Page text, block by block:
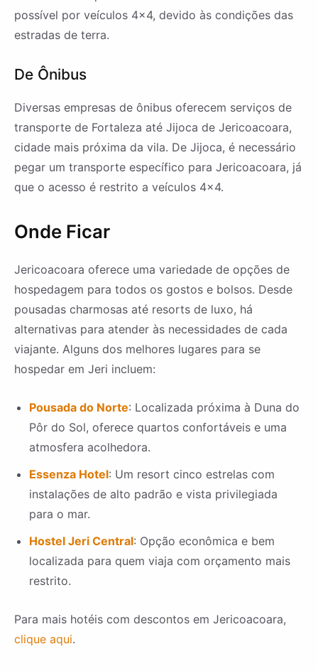
possível por veículos 4×4, devido às condições das
estradas de terra.
De Ônibus
Diversas empresas de ônibus oferecem serviços de
transporte de Fortaleza até Jijoca de Jericoacoara,
cidade mais próxima da vila. De Jijoca, é necessário
pegar um transporte específico para Jericoacoara, já
que o acesso é restrito a veículos 4×4.
Onde Ficar
Jericoacoara oferece uma variedade de opções de
hospedagem para todos os gostos e bolsos. Desde
pousadas charmosas até resorts de luxo, há
alternativas para atender às necessidades de cada
viajante. Alguns dos melhores lugares para se
hospedar em Jeri incluem:
Pousada do Norte: Localizada próxima à Duna do
Pôr do Sol, oferece quartos confortáveis e uma
atmosfera acolhedora.
Essenza Hotel: Um resort cinco estrelas com
instalações de alto padrão e vista privilegiada
para o mar.
Hostel Jeri Central: Opção econômica e bem
localizada para quem viaja com orçamento mais
restrito.
Para mais hotéis com descontos em Jericoacoara,
clique aqui.